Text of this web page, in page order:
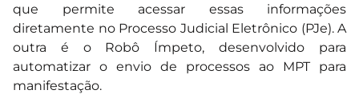
que permite acessar essas informações
diretamente no Processo Judicial Eletrônico (PJe). A
outra é o Robô Ímpeto, desenvolvido para
automatizar o envio de processos ao MPT para
manifestação.